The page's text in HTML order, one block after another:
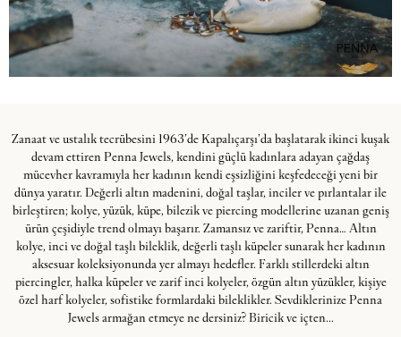
Zanaat ve ustalık tecrübesini 1963’de Kapalıçarşı’da başlatarak ikinci kuşak
devam ettiren Penna Jewels, kendini güçlü kadınlara adayan çağdaş
mücevher kavramıyla her kadının kendi eşsizliğini keşfedeceği yeni bir
dünya yaratır. Değerli altın madenini, doğal taşlar, inciler ve pırlantalar ile
birleştiren; kolye, yüzük, küpe, bilezik ve piercing modellerine uzanan geniş
ürün çeşidiyle trend olmayı başarır. Zamansız ve zariftir, Penna… Altın
kolye, inci ve doğal taşlı bileklik, değerli taşlı küpeler sunarak her kadının
aksesuar koleksiyonunda yer almayı hedefler. Farklı stillerdeki altın
piercingler, halka küpeler ve zarif inci kolyeler, özgün altın yüzükler, kişiye
özel harf kolyeler, sofistike formlardaki bileklikler. Sevdiklerinize Penna
Jewels armağan etmeye ne dersiniz? Biricik ve içten...